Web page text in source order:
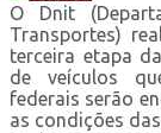
O Dnit
Transportes)
terceira etapa
de veículos
federais serão
as condições